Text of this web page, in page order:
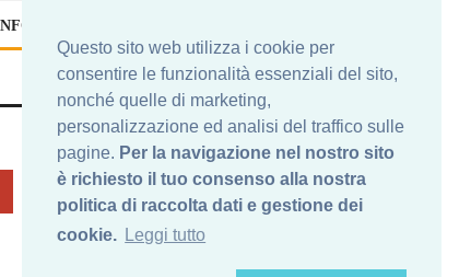
Questo sito web utilizza i cookie per
consentire le funzionalità essenziali del sito,
nonché quelle di marketing,
personalizzazione ed analisi del traffico sulle
pagine. Per la navigazione nel nostro sito
è richiesto il tuo consenso alla nostra
politica di raccolta dati e gestione dei
cookie. Leggi tutto
Iscriviti alla nostra newsletter